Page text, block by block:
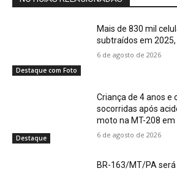
Destaque com Foto
Mais de 830 mil
subtraídos em
6 de agosto de 2026
Destaque
Criança de 4 anos e
socorridas após
moto na MT-208
6 de agosto de 2026
BR-163/MT/PA